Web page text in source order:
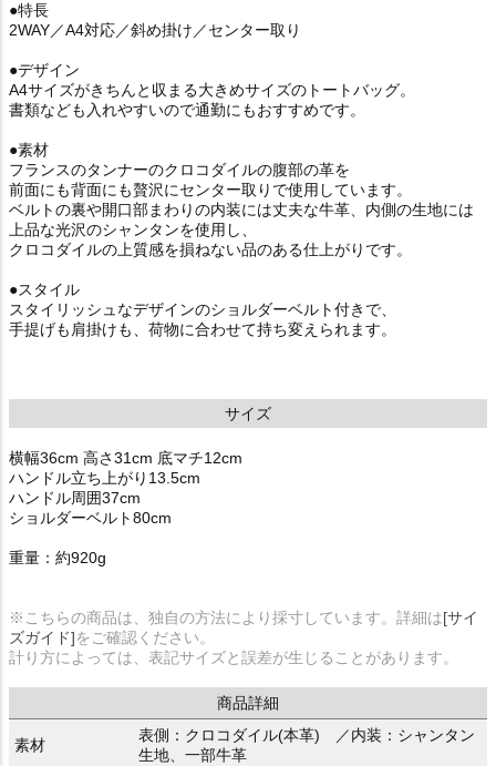
●特長
2WAY／A4対応／斜め掛け／センター取り
●デザイン
A4サイズがきちんと収まる大きめサイズのトートバッグ。
書類なども入れやすいので通勤にもおすすめです。
●素材
フランスのタンナーのクロコダイルの腹部の革を
前面にも背面にも贅沢にセンター取りで使用しています。
ベルトの裏や開口部まわりの内装には丈夫な牛革、内側の生地には
上品な光沢のシャンタンを使用し、
クロコダイルの上質感を損ねない品のある仕上がりです。
●スタイル
スタイリッシュなデザインのショルダーベルト付きで、
手提げも肩掛けも、荷物に合わせて持ち変えられます。
サイズ
横幅36cm 高さ31cm 底マチ12cm
ハンドル立ち上がり13.5cm
ハンドル周囲37cm
ショルダーベルト80cm
重量：約920g
※こちらの商品は、独自の方法により採寸しています。詳細は[サイ
ズガイド]をご確認ください。
計り方によっては、表記サイズと誤差が生じることがあります。
商品詳細
素材
表側：クロコダイル(本革) ／内装：シャンタン
生地、一部牛革